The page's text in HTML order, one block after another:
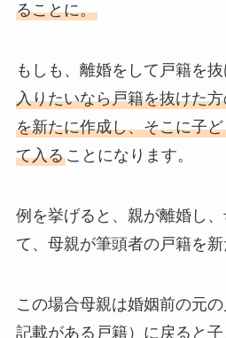
ることに。
もしも、離婚をして戸籍を
入りたいなら戸籍を抜けた
を新たに作成し、そこに子
て入ることになります。
例を挙げると、親が離婚し
て、母親が筆頭者の戸籍を新
この場合母親は婚姻前の元
記載がある戸籍）に戻ると